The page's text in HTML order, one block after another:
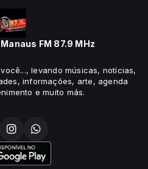
FM 87.9 MHz
levando músicas, notícias,
informações, arte, agenda
e muito más.